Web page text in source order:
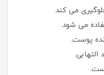
می کند.
می شود.
پوست.